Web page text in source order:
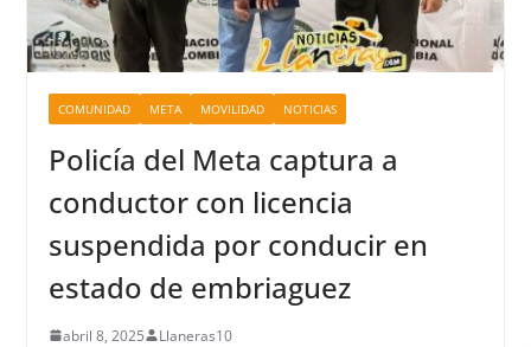
COMUNIDAD META MOVILIDAD NOTICIAS
Policía del Meta captura a
conductor con licencia
suspendida por conducir en
estado de embriaguez
abril 8, 2025 Llaneras10